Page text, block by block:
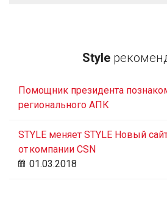
Style
Помощник президента
регионального АПК
STYLE меняет STYLE Новый
от компании CSN
01.03.2018